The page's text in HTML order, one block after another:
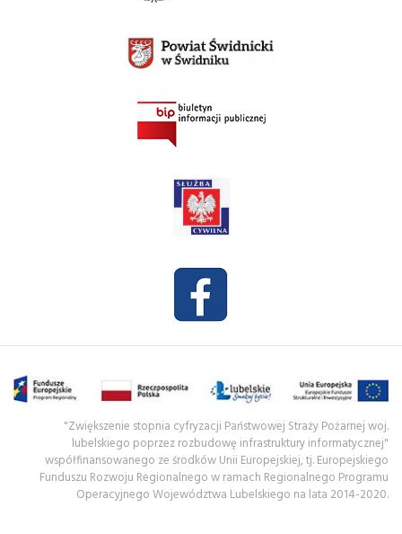
"Zwiększenie stopnia cyfryzacji Państwowej Straży Pożarnej woj.
lubelskiego poprzez rozbudowę infrastruktury informatycznej"
współfinansowanego ze środków Unii Europejskiej, tj. Europejskiego
Funduszu Rozwoju Regionalnego w ramach Regionalnego Programu
Operacyjnego Województwa Lubelskiego na lata 2014-2020.